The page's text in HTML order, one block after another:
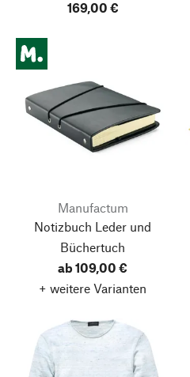
169,00 €
Manufactum
Notizbuch Leder und
Büchertuch
ab 109,00 €
+ weitere Varianten